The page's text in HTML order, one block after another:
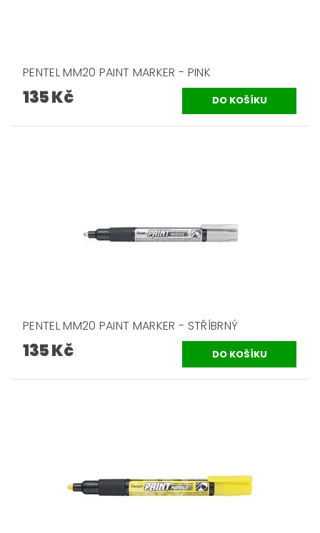
PENTEL MM20 PAINT MARKER - PINK
135 Kč
PENTEL MM20 PAINT MARKER - STŘÍBRNÝ
135 Kč